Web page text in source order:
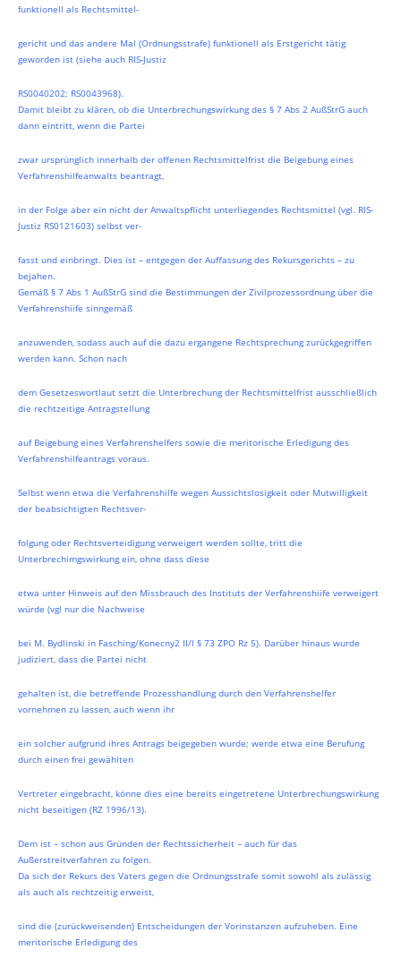
funktionell als Rechtsmittel-
gericht und das andere Mal (Ordnungsstrafe) funktionell als Erstgericht tätig
geworden ist (siehe auch RIS-Justiz
RS0040202; RS0043968).
Damit bleibt zu klären, ob die Unterbrechungswirkung des § 7 Abs 2 AußStrG auch
dann eintritt, wenn die Partei
zwar ursprünglich innerhalb der offenen Rechtsmittelfrist die Beigebung eines
Verfahrenshilfeanwalts beantragt,
in der Folge aber ein nicht der Anwaltspflicht unterliegendes Rechtsmittel (vgl. RIS-
Justiz RS0121603) selbst ver-
fasst und einbringt. Dies ist – entgegen der Auffassung des Rekursgerichts – zu
bejahen.
Gemäß § 7 Abs 1 AußStrG sind die Bestimmungen der Zivilprozessordnung über die
Verfahrenshiife sinngemäß
anzuwenden, sodass auch auf die dazu ergangene Rechtsprechung zurückgegriffen
werden kann. Schon nach
dem Gesetzeswortlaut setzt die Unterbrechung der Rechtsmittelfrist ausschließlich
die rechtzeitige Antragstellung
auf Beigebung eines Verfahrenshelfers sowie die meritorische Erledigung des
Verfahrenshilfeantrags voraus.
Selbst wenn etwa die Verfahrenshilfe wegen Aussichtslosigkeit oder Mutwilligkeit
der beabsichtigten Rechtsver-
folgung oder Rechtsverteidigung verweigert werden sollte, tritt die
Unterbrechimgswirkung ein, ohne dass diese
etwa unter Hinweis auf den Missbrauch des Instituts der Verfahrenshiife verweigert
würde (vgl nur die Nachweise
bei M. Bydlinski in Fasching/Konecny2 II/l § 73 ZPO Rz 5). Darüber hinaus wurde
judiziert, dass die Partei nicht
gehalten ist, die betreffende Prozesshandlung durch den Verfahrenshelfer
vornehmen zu lassen, auch wenn ihr
ein solcher aufgrund ihres Antrags beigegeben wurde; werde etwa eine Berufung
durch einen frei gewählten
Vertreter eingebracht, könne dies eine bereits eingetretene Unterbrechungswirkung
nicht beseitigen (RZ 1996/13).
Dem ist – schon aus Gründen der Rechtssicherheit – auch für das
Außerstreitverfahren zu folgen.
Da sich der Rekurs des Vaters gegen die Ordnungsstrafe somit sowohl als zulässig
als auch als rechtzeitig erweist,
sind die (zurückweisenden) Entscheidungen der Vorinstanzen aufzuheben. Eine
meritorische Erledigung des